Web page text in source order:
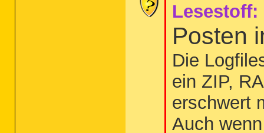
Lesestoff:
Posten
Die
ein ZIP,
erschwert
Auch